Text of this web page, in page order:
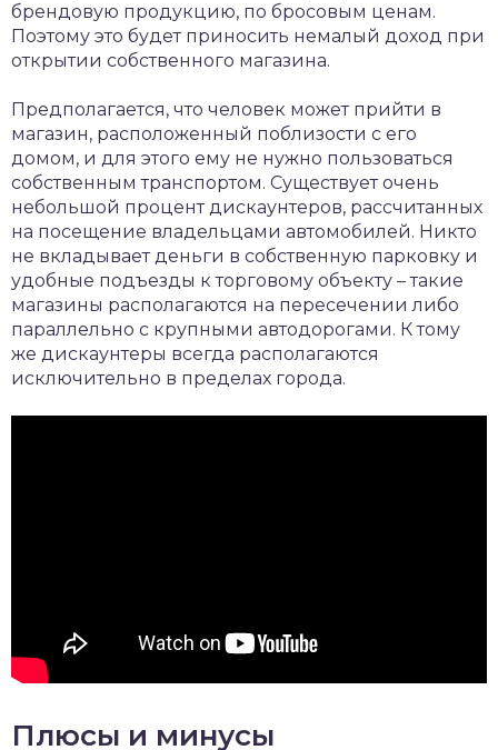
брендовую продукцию, по бросовым ценам.
Поэтому это будет приносить немалый доход при
открытии собственного магазина.
Предполагается, что человек может прийти в
магазин, расположенный поблизости с его
домом, и для этого ему не нужно пользоваться
собственным транспортом. Существует очень
небольшой процент дискаунтеров, рассчитанных
на посещение владельцами автомобилей. Никто
не вкладывает деньги в собственную парковку и
удобные подъезды к торговому объекту – такие
магазины располагаются на пересечении либо
параллельно с крупными автодорогами. К тому
же дискаунтеры всегда располагаются
исключительно в пределах города.
Плюсы и минусы